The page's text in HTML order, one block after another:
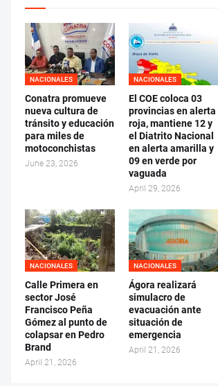
NACIONALES
Conatra promueve
nueva cultura de
tránsito y educación
para miles de
motoconchistas
June 23, 2026
NACIONALES
El COE coloca 03
provincias en alerta
roja, mantiene 12 y
el Diatrito Nacional
en alerta amarilla y
09 en verde por
vaguada
April 29, 2026
NACIONALES
Calle Primera en
sector José
Francisco Peña
Gómez al punto de
colapsar en Pedro
Brand
April 21, 2026
NACIONALES
Ágora realizará
simulacro de
evacuación ante
situación de
emergencia
April 21, 2026